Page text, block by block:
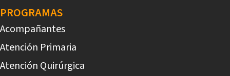
PROGRAMAS
Acompañantes
Atención Primaria
Atención Quirúrgica